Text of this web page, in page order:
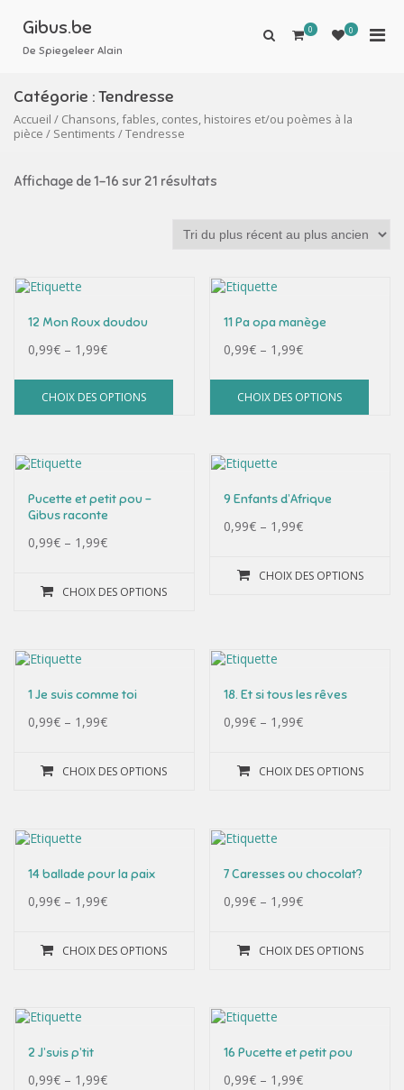
contenu
Gibus.be
De Spiegeleer Alain
Afficher0 0
Catégorie :Tendresse
Accueil / Chansons, fables, contes, histoires et/ou poèmes à la
pièce / Sentiments / Tendresse
Affichage de 1–16 sur 21 résultats
12 Mon Roux doudou
0,99€ – 1,99€
CHOIX DES OPTIONS
11 Pa opa manège
0,99€ – 1,99€
CHOIX DES OPTIONS
Pucette et petit pou –
Gibus raconte
0,99€ – 1,99€
CHOIX DES OPTIONS
9 Enfants d’Afrique
0,99€ – 1,99€
CHOIX DES OPTIONS
1 Je suis comme toi
0,99€ – 1,99€
CHOIX DES OPTIONS
18. Et si tous les rêves
0,99€ – 1,99€
CHOIX DES OPTIONS
14 ballade pour la paix
0,99€ – 1,99€
CHOIX DES OPTIONS
7 Caresses ou chocolat?
0,99€ – 1,99€
CHOIX DES OPTIONS
2 J’suis p’tit
0,99€ – 1,99€
16 Pucette et petit pou
0,99€ – 1,99€